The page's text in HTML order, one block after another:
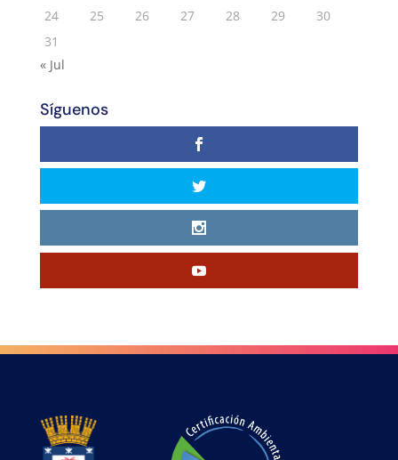
24
25 26 27 28 29
30
31
« Jul
Síguenos